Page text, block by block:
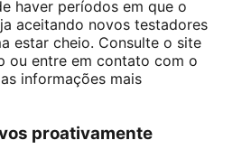
haver períodos em que o
aceitando novos testadores
estar cheio. Consulte o site
ou entre em contato com o
informações mais
proativamente